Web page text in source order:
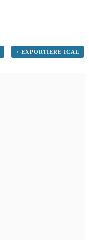
+ EXPORTIERE ICAL